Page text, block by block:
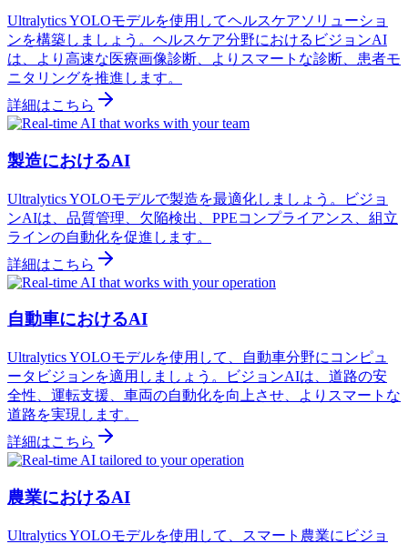
Ultralytics YOLOモデルを使用してヘルスケアソリューショ
ンを構築しましょう。ヘルスケア分野におけるビジョンAI
は、より高速な医療画像診断、よりスマートな診断、患者モ
ニタリングを推進します。
詳細はこちら
製造におけるAI
Ultralytics YOLOモデルで製造を最適化しましょう。ビジョ
ンAIは、品質管理、欠陥検出、PPEコンプライアンス、組立
ラインの自動化を促進します。
詳細はこちら
自動車におけるAI
Ultralytics YOLOモデルを使用して、自動車分野にコンピュ
ータビジョンを適用しましょう。ビジョンAIは、道路の安
全性、運転支援、車両の自動化を向上させ、よりスマートな
道路を実現します。
詳細はこちら
農業におけるAI
Ultralytics YOLOモデルを使用して、スマート農業にビジョ